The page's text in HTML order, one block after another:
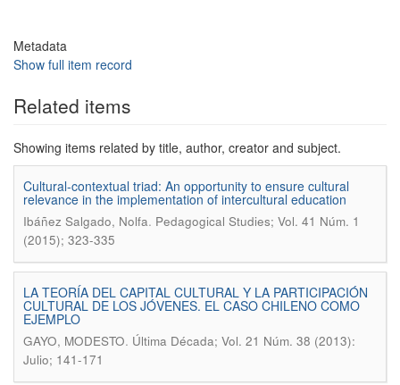
Metadata
Show full item record
Related items
Showing items related by title, author, creator and subject.
Cultural-contextual triad: An opportunity to ensure cultural
relevance in the implementation of intercultural education
Ibáñez Salgado, Nolfa. Pedagogical Studies; Vol. 41 Núm. 1
(2015); 323-335
LA TEORÍA DEL CAPITAL CULTURAL Y LA PARTICIPACIÓN
CULTURAL DE LOS JÓVENES. EL CASO CHILENO COMO
EJEMPLO
GAYO, MODESTO. Última Década; Vol. 21 Núm. 38 (2013):
Julio; 141-171